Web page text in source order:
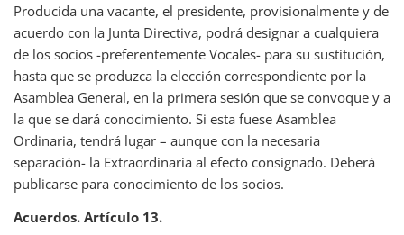
Producida una vacante, el presidente, provisionalmente y de
acuerdo con la Junta Directiva, podrá designar a cualquiera
de los socios -preferentemente Vocales- para su sustitución,
hasta que se produzca la elección correspondiente por la
Asamblea General, en la primera sesión que se convoque y a
la que se dará conocimiento. Si esta fuese Asamblea
Ordinaria, tendrá lugar – aunque con la necesaria
separación- la Extraordinaria al efecto consignado. Deberá
publicarse para conocimiento de los socios.
Acuerdos. Artículo 13.